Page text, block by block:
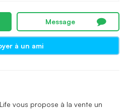
Message
à un ami
vous propose à la vente un